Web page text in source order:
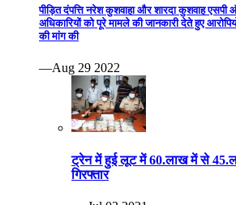
पीड़ित दंपत्ति नरेश कुशवाहा और शारदा कुशवाह
अधिकारियों को पूरे मामले की जानकारी देते हुए
की मांग की
—Aug 29 2022
ट्रेन में हुई लूट में 60.लाख में से
गिरफ्तार